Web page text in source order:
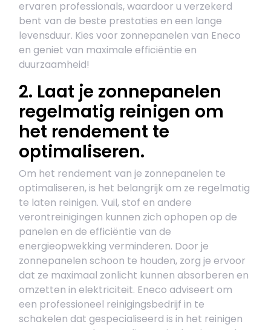
ervaren professionals, waardoor u verzekerd
bent van de beste prestaties en een lange
levensduur. Kies voor zonnepanelen van Eneco
en geniet van maximale efficiëntie en
duurzaamheid!
2. Laat je zonnepanelen
regelmatig reinigen om
het rendement te
optimaliseren.
Om het rendement van je zonnepanelen te
optimaliseren, is het belangrijk om ze regelmatig
te laten reinigen. Vuil, stof en andere
verontreinigingen kunnen zich ophopen op de
panelen en de efficiëntie van de
energieopwekking verminderen. Door je
zonnepanelen schoon te houden, zorg je ervoor
dat ze maximaal zonlicht kunnen absorberen en
omzetten in elektriciteit. Eneco adviseert om
een professioneel reinigingsbedrijf in te
schakelen dat gespecialiseerd is in het reinigen